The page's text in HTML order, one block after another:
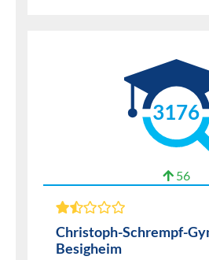
3176
56
Christoph-Schrempf-
Besigheim